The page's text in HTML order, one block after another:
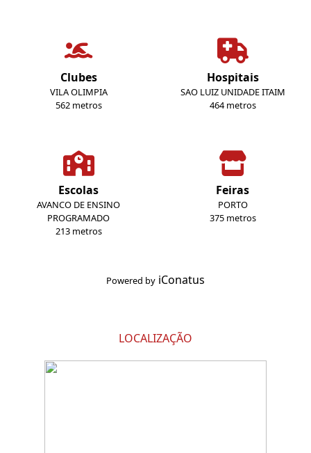
Clubes
VILA OLIMPIA
562 metros
Hospitais
SAO LUIZ UNIDADE ITAIM
464 metros
Escolas
AVANCO DE ENSINO
PROGRAMADO
213 metros
Feiras
PORTO
375 metros
Powered by iConatus
LOCALIZAÇÃO